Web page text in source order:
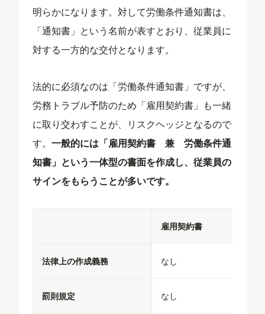
明らかになります。対して労働条件通知書は、
「通知書」という名前が表すとおり、従業員に
対する一方的な交付となります。
法的に必須なのは「労働条件通知書」ですが、
労務トラブル予防のため「雇用契約書」も一緒
に取り交わすことが、リスクヘッジとなるので
す。一般的には「雇用契約書 兼 労働条件通
知書」という一体型の書面を作成し、従業員の
サインをもらうことが多いです。
雇用契約書
法律上の作成義務 なし
罰則規定 なし